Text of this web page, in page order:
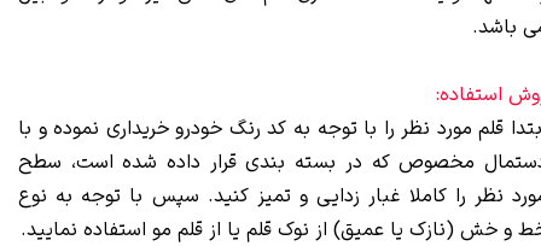
باشد.
استفاده:
قلم مورد نظر را با توجه به کد رنگ خودرو خریداری نموده و با
مخصوص که در بسته بندی قرار داده شده است، سطح
نظر را کاملا غبار زدایی و تمیز کنید. سپس با توجه به نوع
و خش (نازک یا عمیق) از نوک قلم یا از قلم مو استفاده نمایید.